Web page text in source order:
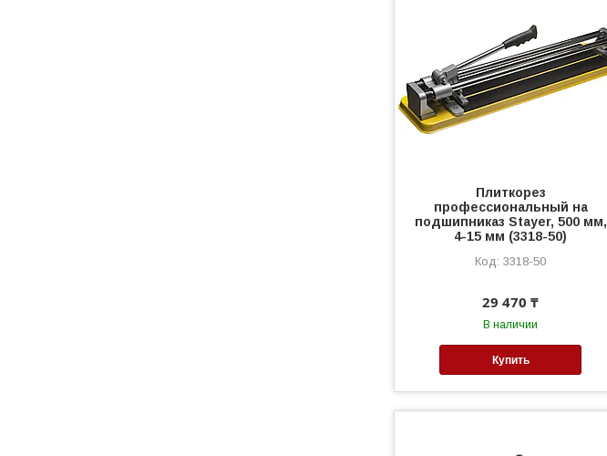
Плиткорез
профессиональный на
подшипниказ Stayer, 500 мм,
4-15 мм (3318-50)
3318-50
29 470 ₸
В наличии
Купить